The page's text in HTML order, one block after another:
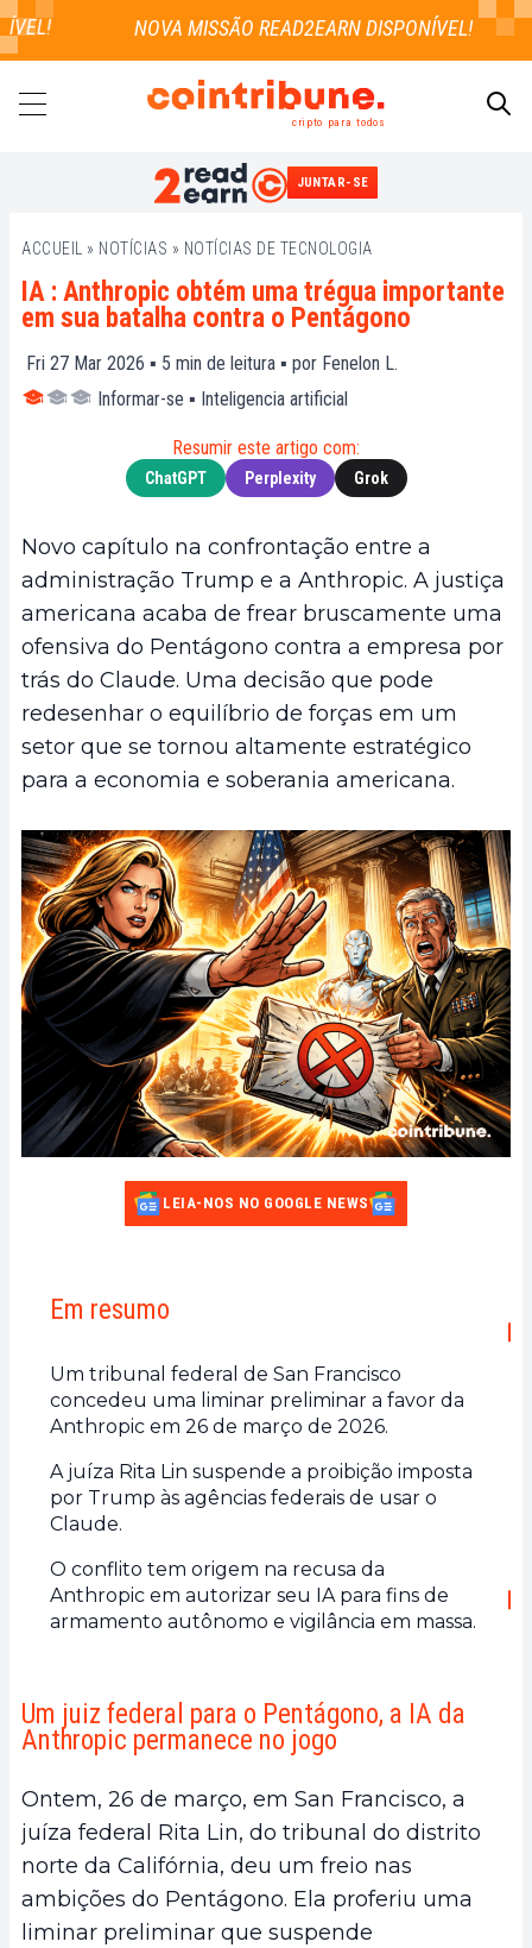
cripto para todos
JUNTAR-SE
ACCUEIL » NOTÍCIAS » NOTÍCIAS DE TECNOLOGIA
IA : Anthropic obtém uma trégua importante
em sua batalha contra o Pentágono
Fri 27 Mar 2026 ▪ 5 min de leitura ▪ por Fenelon L.
Informar-se ▪ Inteligencia artificial
Resumir este artigo com:
ChatGPT Perplexity Grok
Novo capítulo na confrontação entre a
administração Trump e a Anthropic. A justiça
americana acaba de frear bruscamente uma
ofensiva do Pentágono contra a empresa por
trás do Claude. Uma decisão que pode
redesenhar o equilíbrio de forças em um
setor que se tornou altamente estratégico
para a economia e soberania americana.
LEIA-NOS NO GOOGLE NEWS
Em resumo
Um tribunal federal de San Francisco
concedeu uma liminar preliminar a favor da
Anthropic em 26 de março de 2026.
A juíza Rita Lin suspende a proibição imposta
por Trump às agências federais de usar o
Claude.
O conflito tem origem na recusa da
Anthropic em autorizar seu IA para fins de
armamento autônomo e vigilância em massa.
Um juiz federal para o Pentágono, a IA da
Anthropic permanece no jogo
Ontem, 26 de março, em San Francisco, a
juíza federal Rita Lin, do tribunal do distrito
norte da Califórnia, deu um freio nas
ambições do Pentágono. Ela proferiu uma
liminar preliminar que suspende